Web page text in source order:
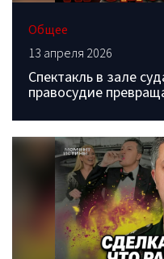
Общее
13 апреля 2026
Спектакль в зале
правосудие